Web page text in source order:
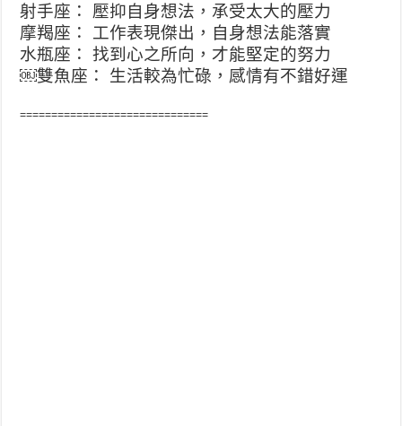
射手座： 壓抑自身想法，承受太大的壓力
摩羯座： 工作表現傑出，自身想法能落實
水瓶座： 找到心之所向，才能堅定的努力
￼雙魚座： 生活較為忙碌，感情有不錯好運
==============================